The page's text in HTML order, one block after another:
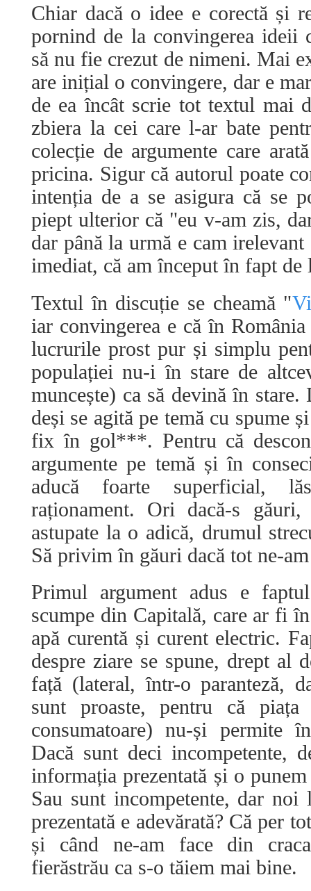
Chiar dacă o idee e corectă și
pornind de la convingerea ideii
să nu fie crezut de nimeni. Mai
are inițial o convingere, dar e
de ea încât scrie tot textul mai
zbiera la cei care l-ar bate
colecție de argumente care
pricina. Sigur că autorul poate
intenția de a se asigura că se
piept ulterior că "eu v-am zis,
dar până la urmă e cam
imediat, că am început în fapt
Textul în discuție se cheamă "
iar convingerea e că în
lucrurile prost pur și simplu
populației nu-i în stare de
muncește) ca să devină în
deși se agită pe temă cu spume
fix în gol***. Pentru că
argumente pe temă și în
aducă foarte superficial,
raționament. Ori dacă-s
astupate la o adică, drumul
Să privim în găuri dacă tot ne-
Primul argument adus e
scumpe din Capitală, care ar fi
apă curentă și curent electric.
despre ziare se spune, drept al
față (lateral, într-o paranteză,
sunt proaste, pentru că
consumatoare) nu-și permite
Dacă sunt deci incompetente,
informația prezentată și o
Sau sunt incompetente, dar
prezentată e adevărată? Că per
și când ne-am face din
fierăstrău ca s-o tăiem mai bine.